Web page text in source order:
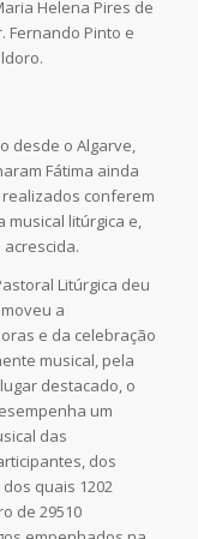
Helena Pires de
Fernando Pinto e
desde o Algarve,
Fátima ainda
conferem
litúrgica e,
Litúrgica deu
a
e da celebração
musical, pela
destacado, o
um
das
dos
quais 1202
de 29510